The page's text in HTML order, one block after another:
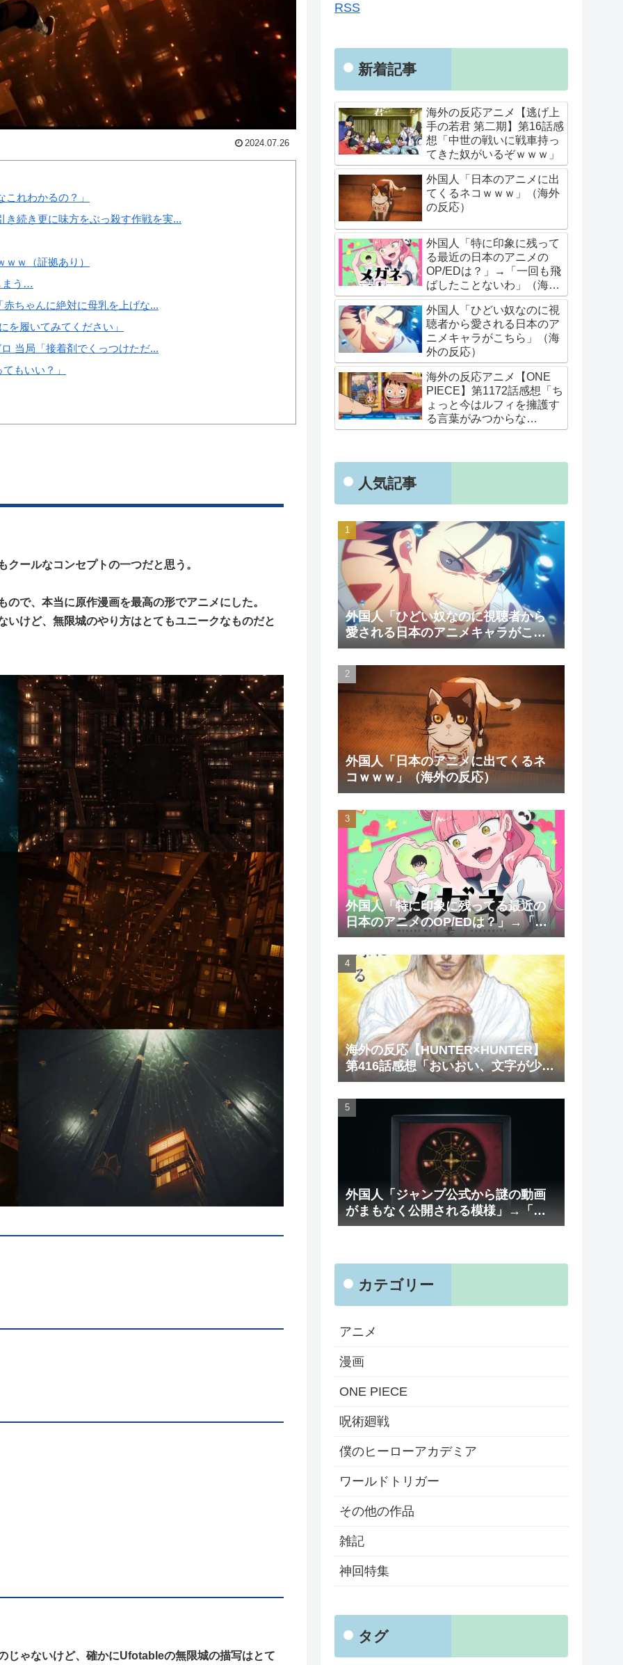
2024.07.26
れわかるの？」
続き更に味方をぶっ殺す作戦を実...
ｗ（証拠あり）
まう…
ちゃんに絶対に母乳を上げな...
を履いてみてください」
当局「接着剤でくっつけただ...
もいい？」
ールなコンセプトの一つだと思う。
で、本当に原作漫画を最高の形でアニメにした。
けど、無限城のやり方はとてもユニークなものだと
じゃないけど、確かにUfotableの無限城の描写はとて
RSS
新着記事
海外の反応アニメ【逃げ上
手の若君 第二期】第16話感
想「中世の戦いに戦車持っ
てきた奴がいるぞｗｗｗ」
外国人「日本のアニメに出
てくるネコｗｗｗ」（海外
の反応）
外国人「特に印象に残って
る最近の日本のアニメの
OP/EDは？」→「一回も飛
ばしたことないわ」（海外
の反応）
外国人「ひどい奴なのに視
聴者から愛される日本のア
ニメキャラがこちら」（海
外の反応）
海外の反応アニメ【ONE
PIECE】第1172話感想「ち
ょっと今はルフィを擁護す
る言葉がみつからな
い･･･」
人気記事
外国人「ひどい奴なのに視聴者から
愛される日本のアニメキャラがこち
ら」（海外の反応）
外国人「日本のアニメに出てくるネ
コｗｗｗ」（海外の反応）
外国人「特に印象に残ってる最近の
日本のアニメのOP/EDは？」→「一
回も飛ばしたことないわ」（海外の
反応）
海外の反応【HUNTER×HUNTER】
第416話感想「おいおい、文字が少な
くてスッキリ読めるぞ！！」
外国人「ジャンプ公式から謎の動画
がまもなく公開される模様」→「ま
さか本当にくるのか？！」（海外の
カテゴリー
アニメ
漫画
ONE PIECE
呪術廻戦
僕のヒーローアカデミア
ワールドトリガー
その他の作品
雑記
神回特集
タグ